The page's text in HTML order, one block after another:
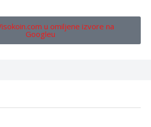
u omiljene izvore na
Googleu